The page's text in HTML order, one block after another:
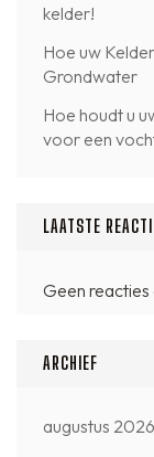
kelder!
Hoe uw
Grondwater
Hoe houdt u
voor een
LAATSTE
Geen
ARCHIEF
augustus 2026